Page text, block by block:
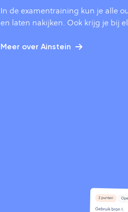
In de examentraining kun je alle
en laten nakijken. Ook krijg je bij
Meer over Ainstein